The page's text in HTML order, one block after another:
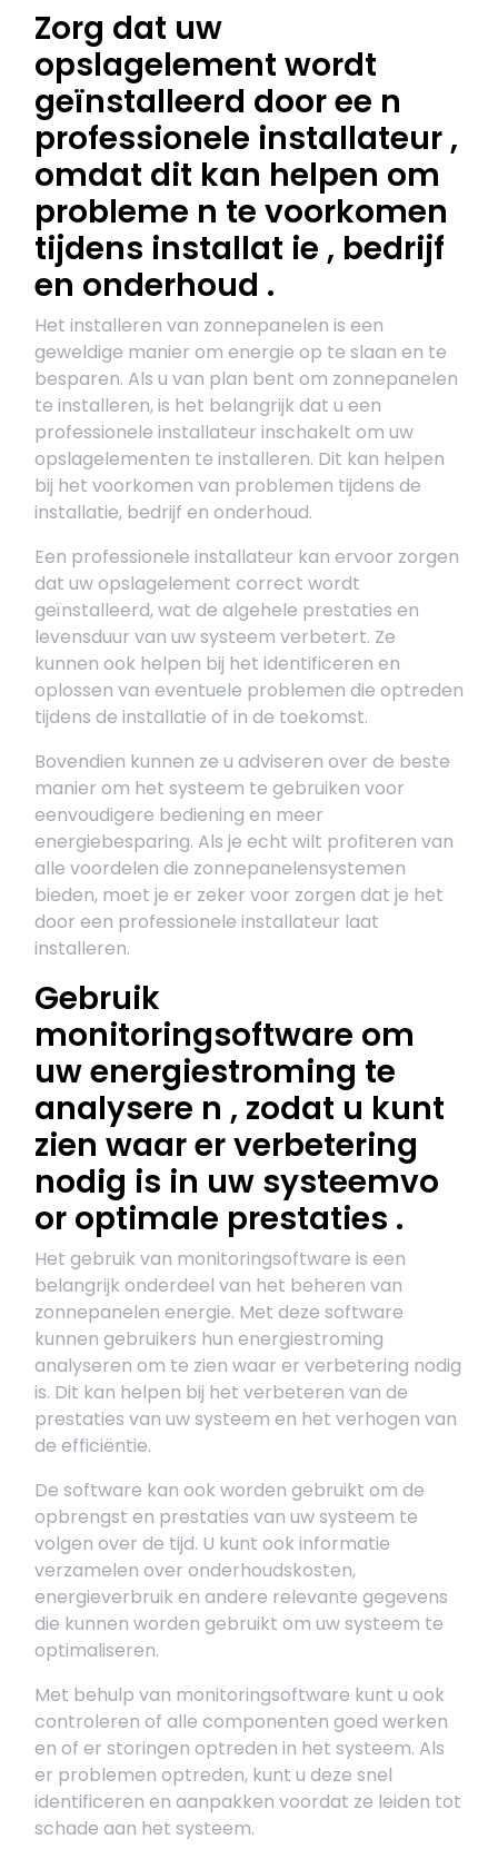
Zorg dat uw
opslagelement wordt
geïnstalleerd door ee n
professionele installateur ,
omdat dit kan helpen om
probleme n te voorkomen
tijdens installat ie , bedrijf
en onderhoud .
Het installeren van zonnepanelen is een
geweldige manier om energie op te slaan en te
besparen. Als u van plan bent om zonnepanelen
te installeren, is het belangrijk dat u een
professionele installateur inschakelt om uw
opslagelementen te installeren. Dit kan helpen
bij het voorkomen van problemen tijdens de
installatie, bedrijf en onderhoud.
Een professionele installateur kan ervoor zorgen
dat uw opslagelement correct wordt
geïnstalleerd, wat de algehele prestaties en
levensduur van uw systeem verbetert. Ze
kunnen ook helpen bij het identificeren en
oplossen van eventuele problemen die optreden
tijdens de installatie of in de toekomst.
Bovendien kunnen ze u adviseren over de beste
manier om het systeem te gebruiken voor
eenvoudigere bediening en meer
energiebesparing. Als je echt wilt profiteren van
alle voordelen die zonnepanelensystemen
bieden, moet je er zeker voor zorgen dat je het
door een professionele installateur laat
installeren.
Gebruik
monitoringsoftware om
uw energiestroming te
analysere n , zodat u kunt
zien waar er verbetering
nodig is in uw systeemvo
or optimale prestaties .
Het gebruik van monitoringsoftware is een
belangrijk onderdeel van het beheren van
zonnepanelen energie. Met deze software
kunnen gebruikers hun energiestroming
analyseren om te zien waar er verbetering nodig
is. Dit kan helpen bij het verbeteren van de
prestaties van uw systeem en het verhogen van
de efficiëntie.
De software kan ook worden gebruikt om de
opbrengst en prestaties van uw systeem te
volgen over de tijd. U kunt ook informatie
verzamelen over onderhoudskosten,
energieverbruik en andere relevante gegevens
die kunnen worden gebruikt om uw systeem te
optimaliseren.
Met behulp van monitoringsoftware kunt u ook
controleren of alle componenten goed werken
en of er storingen optreden in het systeem. Als
er problemen optreden, kunt u deze snel
identificeren en aanpakken voordat ze leiden tot
schade aan het systeem.